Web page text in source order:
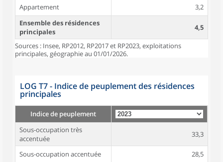
Appartement
3,2
Ensemble des résidences
principales
4,5
Sources : Insee, RP2012, RP2017 et RP2023, exploitations
principales, géographie au 01/01/2026.
LOG T7 - Indice de peuplement des résidences
principales
Indice de peuplement
Sous-occupation très
accentuée
33,3
Sous-occupation accentuée
28,5